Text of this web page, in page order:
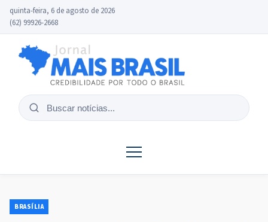
quinta-feira, 6 de agosto de 2026
(62) 99926-2668
Buscar
BRASÍLIA